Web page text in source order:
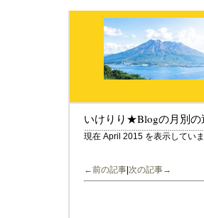
いけりり★Blogの月別の
現在 April 2015 を表示してい
←前の記事 次の記事→